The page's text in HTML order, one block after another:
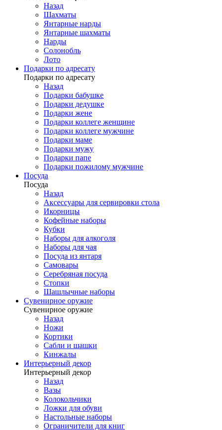
Назад
Шахматы
Янтарные нарды
Янтарные шахматы
Нарды
Солонобль
Лото
Подарки по адресату
Подарки по адресату
Назад
Подарки бабушке
Подарки дедушке
Подарки жене
Подарки коллеге женщине
Подарки коллеге мужчине
Подарки маме
Подарки мужу
Подарки папе
Подарки пожилому мужчине
Посуда
Посуда
Назад
Аксессуары для сервировки стола
Икорницы
Кофейные наборы
Кубки
Наборы для алкоголя
Наборы для чая
Посуда из янтаря
Самовары
Серебряная посуда
Стопки
Шашлычные наборы
Сувенирное оружие
Сувенирное оружие
Назад
Ножи
Кортики
Сабли и шашки
Кинжалы
Интерьерный декор
Интерьерный декор
Назад
Вазы
Колокольчики
Ложки для обуви
Настольные наборы
Ограничители для книг